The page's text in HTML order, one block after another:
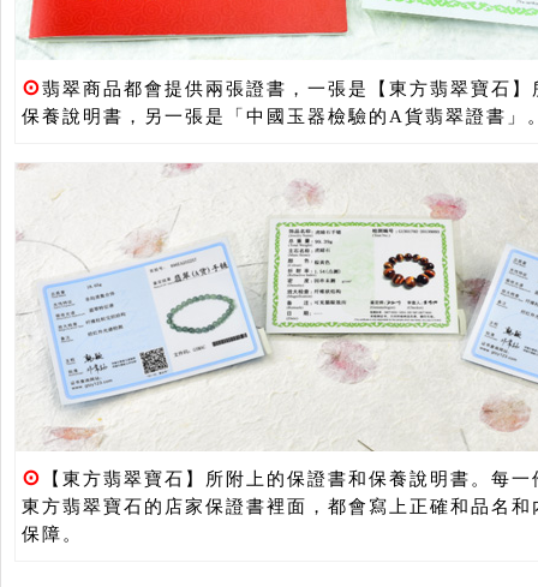
⊙翡翠商品都會提供兩張證書，一張是【東方翡翠寶石
保養說明書，另一張是「中國玉器檢驗的A貨翡翠證書」
⊙
【東方翡翠寶石】所附上的保證書和保養說明書。每
東方翡翠寶石的店家保證書裡面，都會寫上正確和品名
保障。